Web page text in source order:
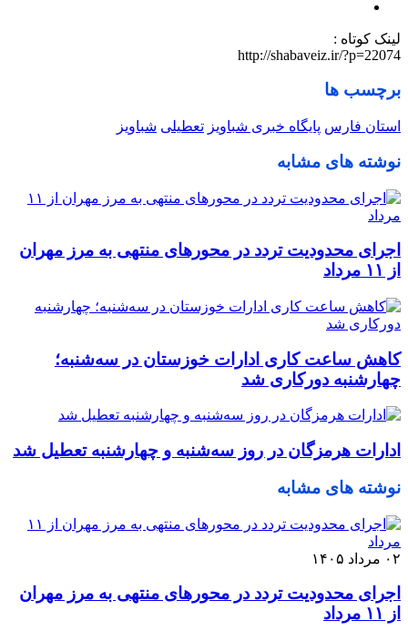
لینک کوتاه :
http://shabaveiz.ir/?p=22074
برچسب ها
استان فارس پایگاه خبری شباویز تعطیلی شباویز
نوشته های مشابه
اجرای محدودیت تردد در محورهای منتهی به مرز مهران
از ۱۱ مرداد
کاهش ساعت کاری ادارات خوزستان در سه‌شنبه؛
چهارشنبه دورکاری شد
ادارات هرمزگان در روز سه‌شنبه و چهارشنبه تعطیل شد
نوشته های مشابه
۰۲ مرداد ۱۴۰۵
اجرای محدودیت تردد در محورهای منتهی به مرز مهران
از ۱۱ مرداد